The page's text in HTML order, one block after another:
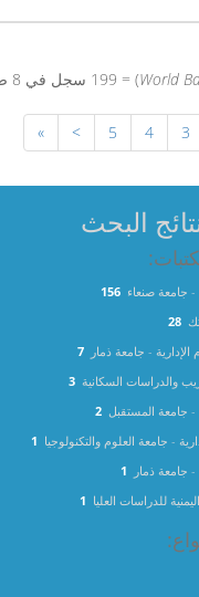
World) = 199 سجل في 8 صفحات
» > 5 4 3
البحث
- جامعة صنعاء 156
28
الإدارية - جامعة ذمار 7
والدراسات السكانية 3
- جامعة المستقبل 2
- جامعة العلوم والتكنولوجيا 1
- جامعة ذمار
1
للدراسات العليا 1